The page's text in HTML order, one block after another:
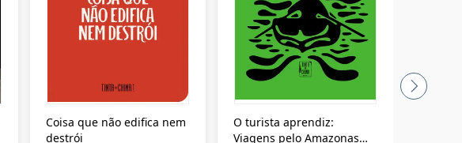
Coisa que não edifica nem
destrói
O turista aprendiz:
Viagens pelo Amazonas